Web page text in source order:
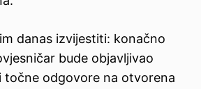
danas izvijestiti: konačno
bude objavljivao
točne odgovore na otvorena